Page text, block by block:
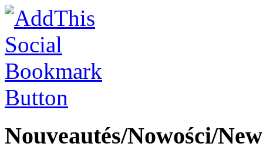
Nouveautés/Nowości/